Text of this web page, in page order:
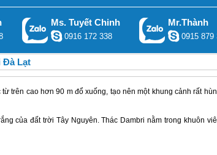
Ms. Tuyết Chinh
0916 172 338
Mr.Thành
0915 879
Đà Lạt
trên cao hơn 90 m đổ xuống, tạo nên một khung cảnh rất
của đất trời Tây Nguyên. Thác Dambri nằm trong khuôn